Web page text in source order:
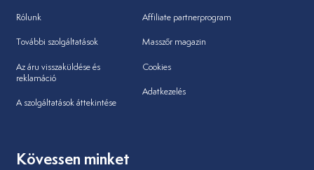
Rólunk
További szolgáltatások
Az áru visszaküldése és
reklamáció
A szolgáltatások áttekintése
Affiliate partnerprogram
Masszőr magazin
Cookies
Adatkezelés
Kövessen minket